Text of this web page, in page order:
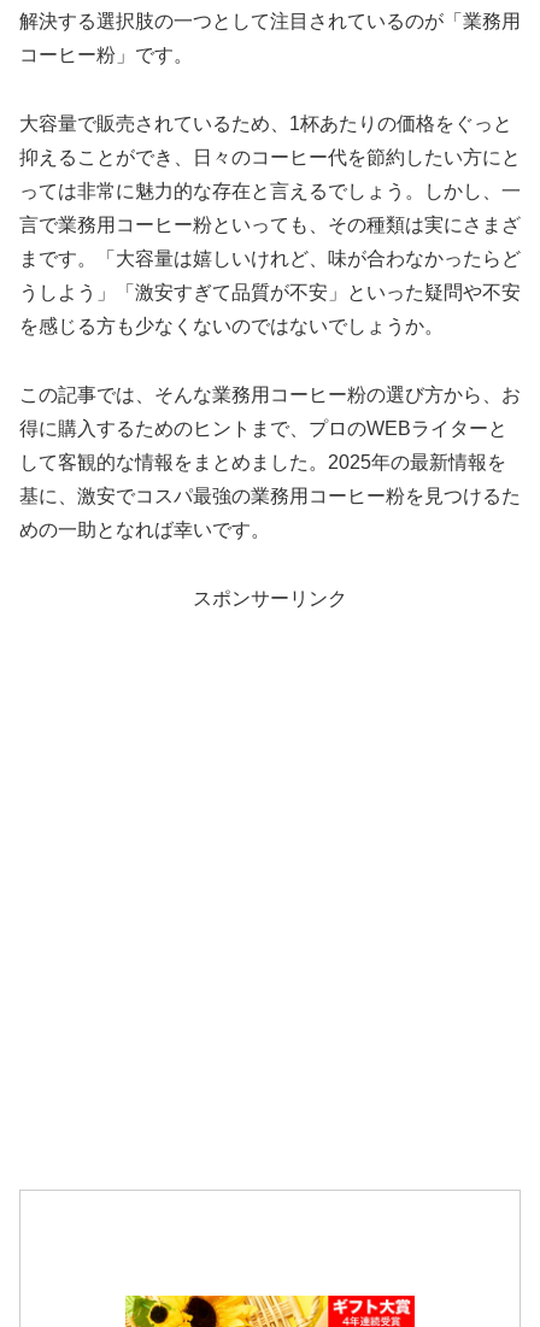
解決する選択肢の一つとして注目されているのが「業務用
コーヒー粉」です。
大容量で販売されているため、1杯あたりの価格をぐっと
抑えることができ、日々のコーヒー代を節約したい方にと
っては非常に魅力的な存在と言えるでしょう。しかし、一
言で業務用コーヒー粉といっても、その種類は実にさまざ
まです。「大容量は嬉しいけれど、味が合わなかったらど
うしよう」「激安すぎて品質が不安」といった疑問や不安
を感じる方も少なくないのではないでしょうか。
この記事では、そんな業務用コーヒー粉の選び方から、お
得に購入するためのヒントまで、プロのWEBライターと
して客観的な情報をまとめました。2025年の最新情報を
基に、激安でコスパ最強の業務用コーヒー粉を見つけるた
めの一助となれば幸いです。
スポンサーリンク